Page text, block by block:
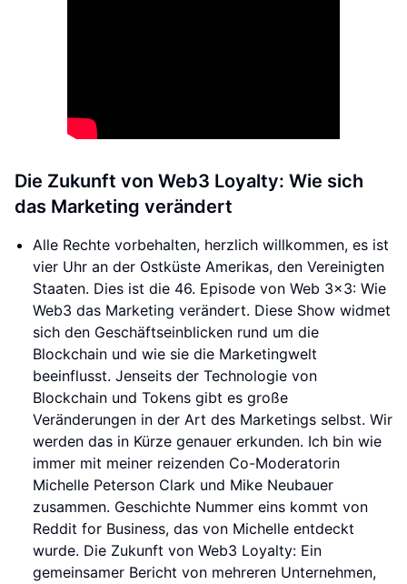
Die Zukunft von Web3 Loyalty: Wie sich
das Marketing verändert
Alle Rechte vorbehalten, herzlich willkommen, es ist
vier Uhr an der Ostküste Amerikas, den Vereinigten
Staaten. Dies ist die 46. Episode von Web 3x3: Wie
Web3 das Marketing verändert. Diese Show widmet
sich den Geschäftseinblicken rund um die
Blockchain und wie sie die Marketingwelt
beeinflusst. Jenseits der Technologie von
Blockchain und Tokens gibt es große
Veränderungen in der Art des Marketings selbst. Wir
werden das in Kürze genauer erkunden. Ich bin wie
immer mit meiner reizenden Co-Moderatorin
Michelle Peterson Clark und Mike Neubauer
zusammen. Geschichte Nummer eins kommt von
Reddit for Business, das von Michelle entdeckt
wurde. Die Zukunft von Web3 Loyalty: Ein
gemeinsamer Bericht von mehreren Unternehmen,